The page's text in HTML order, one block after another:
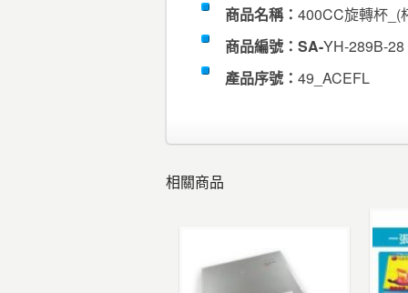
商品名稱： 400CC旋轉杯_(
商品編號：SA-YH-289B-28
產品序號： 49_ACEFL
相關商品